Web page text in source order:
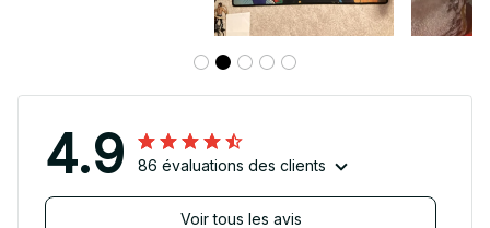
4.9 86 évaluations des clients
Voir tous les avis